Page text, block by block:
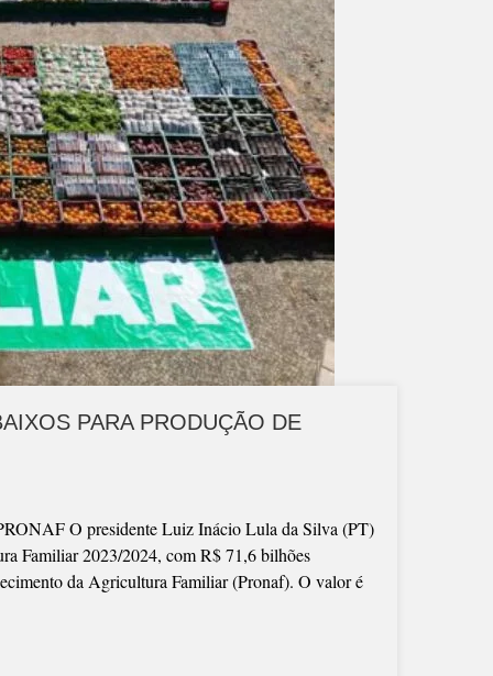
PARA PRODUÇÃO DE
O presidente Luiz Inácio Lula da Silva (PT)
Familiar 2023/2024, com R$ 71,6 bilhões
da Agricultura Familiar (Pronaf). O valor é